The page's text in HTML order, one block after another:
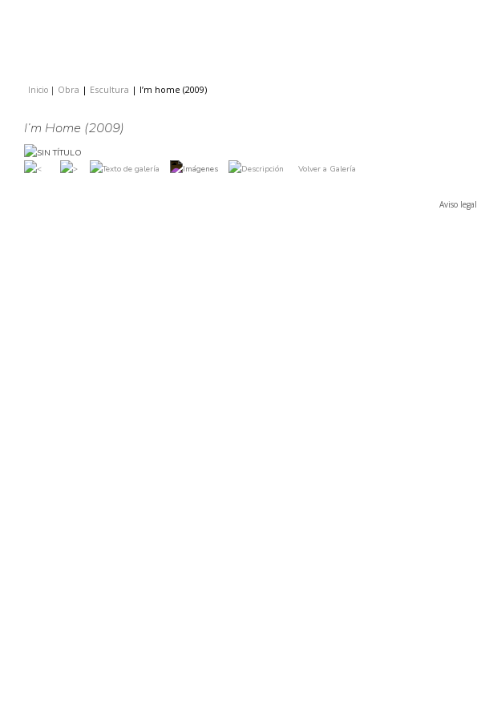
Inicio | Obra | Escultura | I’m home (2009)
I’m Home (2009)
Volver a Galería
Aviso legal